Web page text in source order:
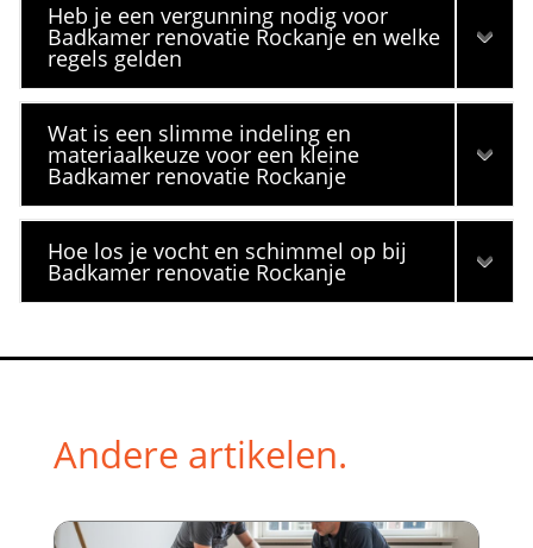
Heb je een vergunning nodig voor
Badkamer renovatie Rockanje en welke
regels gelden
Wat is een slimme indeling en
materiaalkeuze voor een kleine
Badkamer renovatie Rockanje
Hoe los je vocht en schimmel op bij
Badkamer renovatie Rockanje
Andere artikelen.